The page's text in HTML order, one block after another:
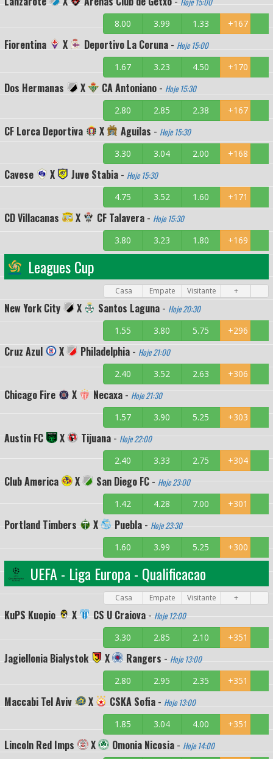
8.00 3.99 1.33 +167
Fiorentina X Deportivo La Coruna - Hoje 15:00
1.67 3.23 4.50 +170
Dos Hermanas X CA Antoniano - Hoje 15:30
2.80 2.85 2.38 +167
CF Lorca Deportiva X Aguilas - Hoje 15:30
3.30 3.04 2.00 +168
Cavese X Juve Stabia - Hoje 15:30
4.75 3.52 1.60 +171
CD Villacanas X CF Talavera - Hoje 15:30
3.80 3.23 1.80 +169
Leagues Cup
Casa Empate Visitante +
New York City X Santos Laguna - Hoje 20:30
1.55 3.80 5.75 +296
Cruz Azul X Philadelphia - Hoje 21:00
2.40 3.52 2.63 +306
Chicago Fire X Necaxa - Hoje 21:30
1.57 3.90 5.25 +303
Austin FC X Tijuana - Hoje 22:00
2.40 3.33 2.75 +304
Club America X San Diego FC - Hoje 23:00
1.42 4.28 7.00 +301
Portland Timbers X Puebla - Hoje 23:30
1.60 3.99 5.25 +300
UEFA - Liga Europa - Qualificacao
Casa Empate Visitante +
KuPS Kuopio X CS U Craiova - Hoje 12:00
3.30 2.85 2.10 +351
Jagiellonia Bialystok X Rangers - Hoje 13:00
2.80 2.95 2.35 +351
Maccabi Tel Aviv X CSKA Sofia - Hoje 13:00
1.85 3.04 4.00 +351
Lincoln Red Imps X Omonia Nicosia - Hoje 14:00